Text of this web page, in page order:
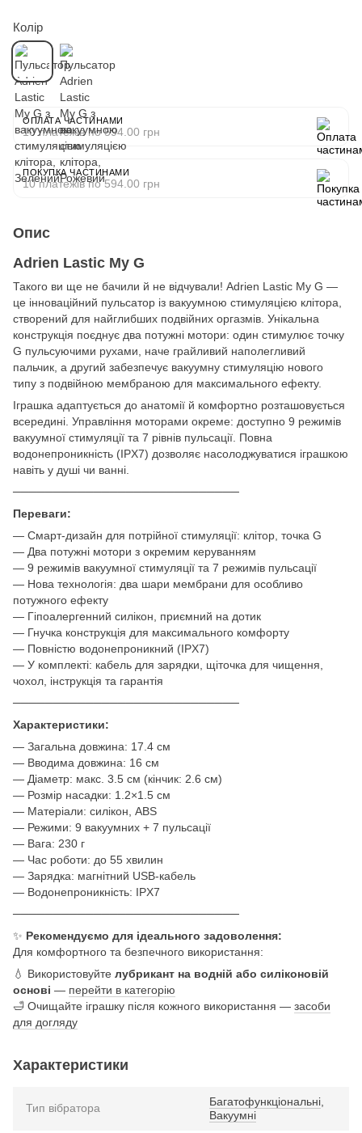
Колір
ОПЛАТА ЧАСТИНАМИ
10 платежів по 594.00 грн
ПОКУПКА ЧАСТИНАМИ
10 платежів по 594.00 грн
Опис
Adrien Lastic My G
Такого ви ще не бачили й не відчували! Adrien Lastic My G —
це інноваційний пульсатор із вакуумною стимуляцією клітора,
створений для найглибших подвійних оргазмів. Унікальна
конструкція поєднує два потужні мотори: один стимулює точку
G пульсуючими рухами, наче грайливий наполегливий
пальчик, а другий забезпечує вакуумну стимуляцію нового
типу з подвійною мембраною для максимального ефекту.
Іграшка адаптується до анатомії й комфортно розташовується
всередині. Управління моторами окреме: доступно 9 режимів
вакуумної стимуляції та 7 рівнів пульсації. Повна
водонепроникність (IPX7) дозволяє насолоджуватися іграшкою
навіть у душі чи ванні.
────────────────────────────
Переваги:
— Смарт-дизайн для потрійної стимуляції: клітор, точка G
— Два потужні мотори з окремим керуванням
— 9 режимів вакуумної стимуляції та 7 режимів пульсації
— Нова технологія: два шари мембрани для особливо
потужного ефекту
— Гіпоалергенний силікон, приємний на дотик
— Гнучка конструкція для максимального комфорту
— Повністю водонепроникний (IPX7)
— У комплекті: кабель для зарядки, щіточка для чищення,
чохол, інструкція та гарантія
────────────────────────────
Характеристики:
— Загальна довжина: 17.4 см
— Вводима довжина: 16 см
— Діаметр: макс. 3.5 см (кінчик: 2.6 см)
— Розмір насадки: 1.2×1.5 см
— Матеріали: силікон, ABS
— Режими: 9 вакуумних + 7 пульсації
— Вага: 230 г
— Час роботи: до 55 хвилин
— Зарядка: магнітний USB-кабель
— Водонепроникність: IPX7
────────────────────────────
✨ Рекомендуємо для ідеального задоволення:
Для комфортного та безпечного використання:
💧 Використовуйте лубрикант на водній або силіконовій
основі — перейти в категорію
🛁 Очищайте іграшку після кожного використання — засоби
для догляду
Характеристики
Тип вібратора Багатофункціональні
Вакуумні